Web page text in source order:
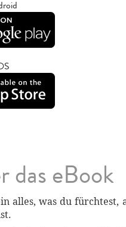
das eBook
alles, was du fürchtest,